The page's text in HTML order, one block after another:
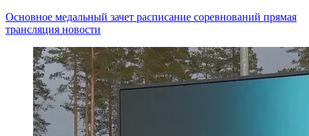
Основное медальный зачет расписание соревнований прямая
трансляция новости